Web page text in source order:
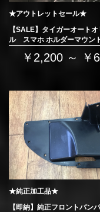
★アウトレットセール★
【SALE】タイガーオート
ル スマホ ホルダーマウン
￥2,200 ～ ￥
★純正加工品★
【即納】純正フロントバン